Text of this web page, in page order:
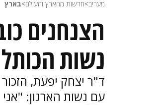
מעריב>חדשות מהארץ והעולם>בארץ
הצנחנים
נשות הכותל
ד"ר יצחק יפעת,
עם נשות הארגון: